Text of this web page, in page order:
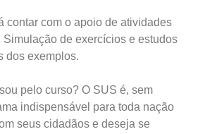
contar com o apoio de atividades
Simulação de exercícios e estudos
dos exemplos.
pelo curso? O SUS é, sem
indispensável para toda nação
seus cidadãos e deseja se